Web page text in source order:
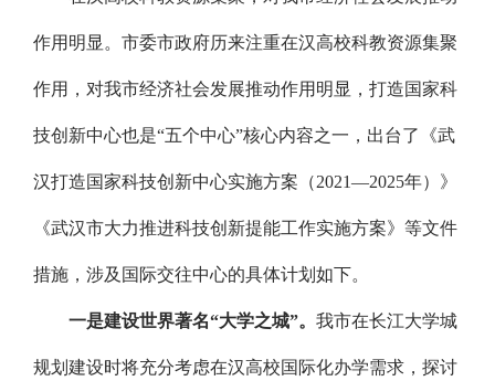
作用明显。市委市政府历来注重在汉高校科教资源集聚
作用，对我市经济社会发展推动作用明显，打造国家科
技创新中心也是“五个中心”核心内容之一，出台了《武
汉打造国家科技创新中心实施方案（2021—2025年）》
《武汉市大力推进科技创新提能工作实施方案》等文件
措施，涉及国际交往中心的具体计划如下。
一是建设世界著名“大学之城”。 我市在长江大学城
规划建设时将充分考虑在汉高校国际化办学需求，探讨